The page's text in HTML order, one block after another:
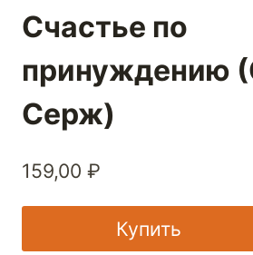
Счастье по
принуждению
Серж)
159,00 ₽
Купить